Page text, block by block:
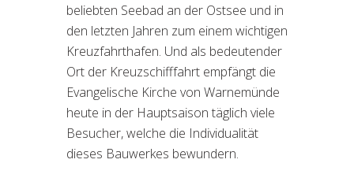
beliebten Seebad an der Ostsee und in
den letzten Jahren zum einem wichtigen
Kreuzfahrthafen. Und als bedeutender
Ort der Kreuzschifffahrt empfängt die
Evangelische Kirche von Warnemünde
heute in der Hauptsaison täglich viele
Besucher, welche die Individualität
dieses Bauwerkes bewundern.